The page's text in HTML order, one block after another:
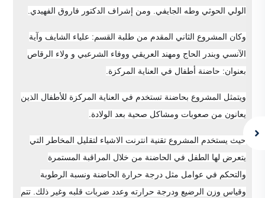
الولي الحوثي وطه الجايفي. ومن إشراف الدكتور فاروق الفهيدي.
وكان المشروع الثاني المقدم من طلبة القسم: علياء الشايف وآية
الآنسي وبندر الحاج ومهند العريقي ووفاء الشرعبي و ولاء الرقاص
بعنوان: حاضنة أطفال في العناية المركزة.
ويتمثل المشروع بحاضنة تستخدم في العناية المركزة للأطفال الذين
يعانون من صعوبات ومشاكل صحية بعد الولادة.
حيث يستخدم المشروع تقنية انترنت الاشياء لتقليل المخاطر التي
يتعرض لها الطفل في الحاضنة من خلال المراقبة المستمرة
والتحكم في عوامل مثل درجة حرارة الحاضنة ونسبة الرطوبة
وقياس وزن الرضيع ودرجة حرارته وعدد ضربات قلبه وغير ذلك. تتم